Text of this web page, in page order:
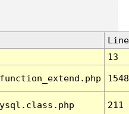
Line
13
1548
211